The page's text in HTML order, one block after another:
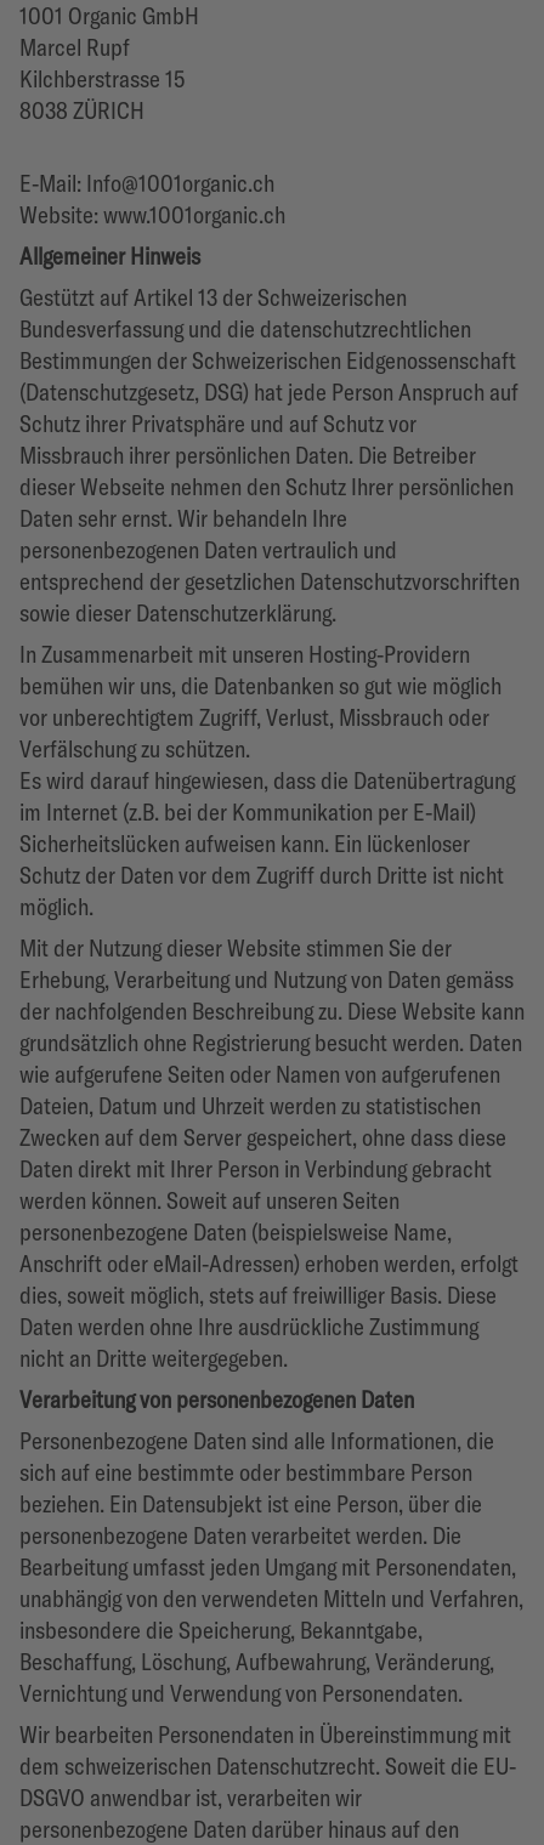
1001 Organic GmbH
Marcel Rupf
Kilchberstrasse 15
8038 ZÜRICH
E-Mail: Info@1001organic.ch
Website: www.1001organic.ch
Allgemeiner Hinweis
Gestützt auf Artikel 13 der Schweizerischen
Bundesverfassung und die datenschutzrechtlichen
Bestimmungen der Schweizerischen Eidgenossenschaft
(Datenschutzgesetz, DSG) hat jede Person Anspruch auf
Schutz ihrer Privatsphäre und auf Schutz vor
Missbrauch ihrer persönlichen Daten. Die Betreiber
dieser Webseite nehmen den Schutz Ihrer persönlichen
Daten sehr ernst. Wir behandeln Ihre
personenbezogenen Daten vertraulich und
entsprechend der gesetzlichen Datenschutzvorschriften
sowie dieser Datenschutzerklärung.
In Zusammenarbeit mit unseren Hosting-Providern
bemühen wir uns, die Datenbanken so gut wie möglich
vor unberechtigtem Zugriff, Verlust, Missbrauch oder
Verfälschung zu schützen.
Es wird darauf hingewiesen, dass die Datenübertragung
im Internet (z.B. bei der Kommunikation per E-Mail)
Sicherheitslücken aufweisen kann. Ein lückenloser
Schutz der Daten vor dem Zugriff durch Dritte ist nicht
möglich.
Mit der Nutzung dieser Website stimmen Sie der
Erhebung, Verarbeitung und Nutzung von Daten gemäss
der nachfolgenden Beschreibung zu. Diese Website kann
grundsätzlich ohne Registrierung besucht werden. Daten
wie aufgerufene Seiten oder Namen von aufgerufenen
Dateien, Datum und Uhrzeit werden zu statistischen
Zwecken auf dem Server gespeichert, ohne dass diese
Daten direkt mit Ihrer Person in Verbindung gebracht
werden können. Soweit auf unseren Seiten
personenbezogene Daten (beispielsweise Name,
Anschrift oder eMail-Adressen) erhoben werden, erfolgt
dies, soweit möglich, stets auf freiwilliger Basis. Diese
Daten werden ohne Ihre ausdrückliche Zustimmung
nicht an Dritte weitergegeben.
Verarbeitung von personenbezogenen Daten
Personenbezogene Daten sind alle Informationen, die
sich auf eine bestimmte oder bestimmbare Person
beziehen. Ein Datensubjekt ist eine Person, über die
personenbezogene Daten verarbeitet werden. Die
Bearbeitung umfasst jeden Umgang mit Personendaten,
unabhängig von den verwendeten Mitteln und Verfahren,
insbesondere die Speicherung, Bekanntgabe,
Beschaffung, Löschung, Aufbewahrung, Veränderung,
Vernichtung und Verwendung von Personendaten.
Wir bearbeiten Personendaten in Übereinstimmung mit
dem schweizerischen Datenschutzrecht. Soweit die EU-
DSGVO anwendbar ist, verarbeiten wir
personenbezogene Daten darüber hinaus auf den